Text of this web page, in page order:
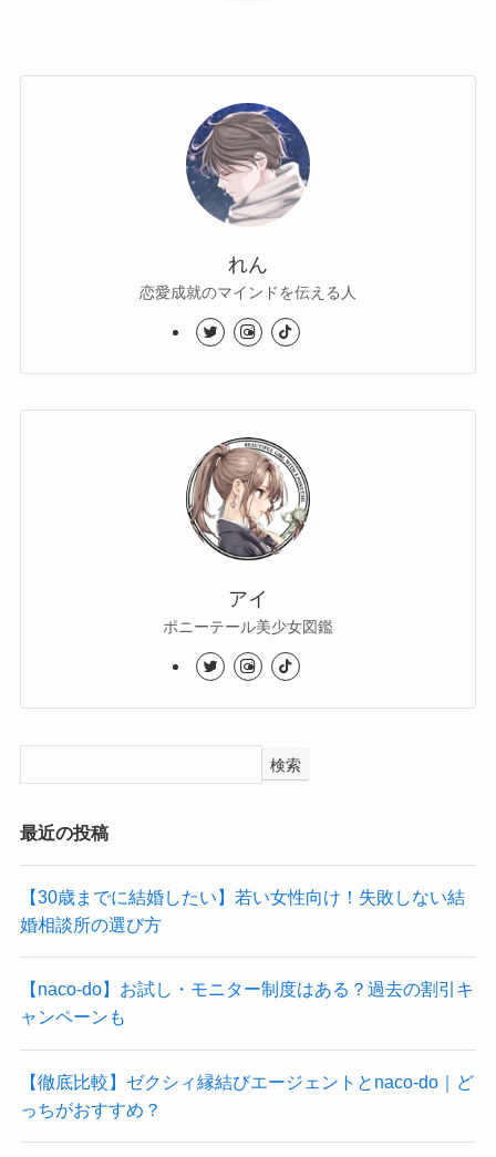
れん
恋愛成就のマインドを伝える人
アイ
ポニーテール美少女図鑑
検索
最近の投稿
【30歳までに結婚したい】若い女性向け！失敗しない結
婚相談所の選び方
【naco-do】お試し・モニター制度はある？過去の割引キ
ャンペーンも
【徹底比較】ゼクシィ縁結びエージェントとnaco-do｜ど
っちがおすすめ？